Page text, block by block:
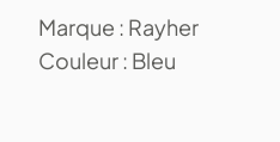
Marque : Rayher
Couleur : Bleu